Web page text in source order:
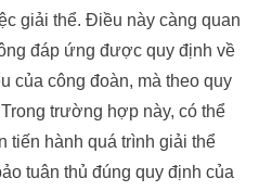
giải thể. Điều này càng quan
đáp ứng được quy định về
của công đoàn, mà theo quy
trường hợp này, có thể
tiến hành quá trình giải thể
tuân thủ đúng quy định của